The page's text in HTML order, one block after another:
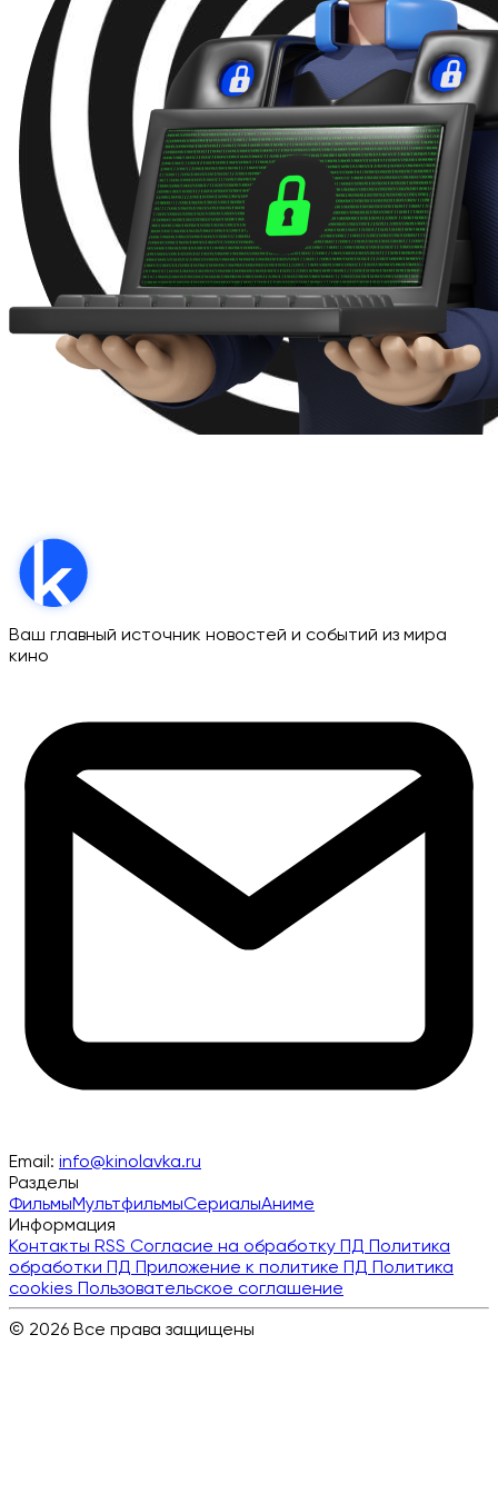
Ваш главный источник новостей и событий из мира
кино
Email: info@kinolavka.ru
Разделы
ФильмыМультфильмыСериалыАниме
Информация
Контакты RSS Согласие на обработку ПД Политика
обработки ПД Приложение к политике ПД Политика
cookies Пользовательское соглашение
© 2026 Все права защищены